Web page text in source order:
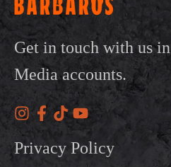
Get in touch with us
Media accounts.
Privacy Policy